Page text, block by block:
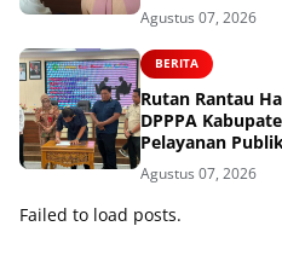
Agustus 07, 2026
BERITA
Rutan Rantau
DPPPA
Pelayanan
Agustus 07, 2026
Failed to load posts.